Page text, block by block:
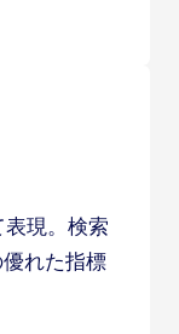
現。検索
れた指標